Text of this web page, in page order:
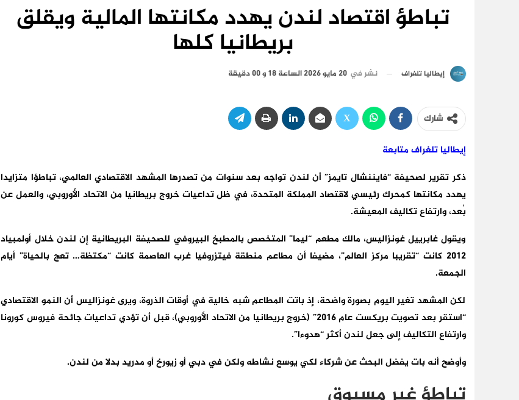
تباطؤ اقتصاد لندن يهدد مكانتها المالية ويقلق
بريطانيا كلها
إيطاليا تلغراف نشر في 20 مايو 2026 الساعة 18 و 00 دقيقة
شارك
إيطاليا تلغراف متابعة
ذكر تقرير لصحيفة “فايننشال تايمز” أن لندن تواجه بعد سنوات من تصدرها المشهد الاقتصادي العالمي، تباطؤا متزايدا
يهدد مكانتها كمحرك رئيسي لاقتصاد المملكة المتحدة، في ظل تداعيات خروج بريطانيا من الاتحاد الأوروبي، والعمل عن
بُعد، وارتفاع تكاليف المعيشة.
ويقول غابرييل غونزاليس، مالك مطعم “ليما” المتخصص بالمطبخ البيروفي للصحيفة البريطانية إن لندن خلال أولمبياد
2012 كانت “تقريبا مركز العالم”، مضيفا أن مطاعم منطقة فيتزروفيا غرب العاصمة كانت “مكتظة… تعج بالحياة” أيام
الجمعة.
لكن المشهد تغير اليوم بصورة واضحة، إذ باتت المطاعم شبه خالية في أوقات الذروة، ويرى غونزاليس أن النمو الاقتصادي
“استقر بعد تصويت بريكست عام 2016” (خروج بريطانيا من الاتحاد الأوروبي)، قبل أن تؤدي تداعيات جائحة فيروس كورونا
وارتفاع التكاليف إلى جعل لندن أكثر “هدوءا”.
وأوضح أنه بات يفضل البحث عن شركاء لكي يوسع نشاطه ولكن في دبي أو زيورخ أو مدريد بدلا من لندن.